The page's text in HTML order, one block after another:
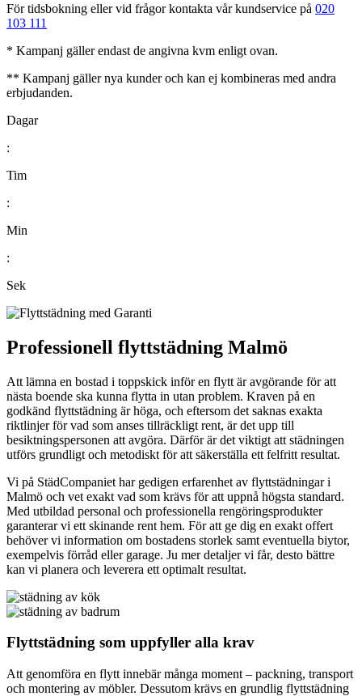
För tidsbokning eller vid frågor kontakta vår kundservice på 020
103 111
* Kampanj gäller endast de angivna kvm enligt ovan.
** Kampanj gäller nya kunder och kan ej kombineras med andra
erbjudanden.
Dagar
:
Tim
:
Min
:
Sek
Professionell flyttstädning Malmö
Att lämna en bostad i toppskick inför en flytt är avgörande för att
nästa boende ska kunna flytta in utan problem. Kraven på en
godkänd flyttstädning är höga, och eftersom det saknas exakta
riktlinjer för vad som anses tillräckligt rent, är det upp till
besiktningspersonen att avgöra. Därför är det viktigt att städningen
utförs grundligt och metodiskt för att säkerställa ett felfritt resultat.
Vi på StädCompaniet har gedigen erfarenhet av flyttstädningar i
Malmö och vet exakt vad som krävs för att uppnå högsta standard.
Med utbildad personal och professionella rengöringsprodukter
garanterar vi ett skinande rent hem. För att ge dig en exakt offert
behöver vi information om bostadens storlek samt eventuella biytor,
exempelvis förråd eller garage. Ju mer detaljer vi får, desto bättre
kan vi planera och leverera ett optimalt resultat.
Flyttstädning som uppfyller alla krav
Att genomföra en flytt innebär många moment – packning, transport
och montering av möbler. Dessutom krävs en grundlig flyttstädning